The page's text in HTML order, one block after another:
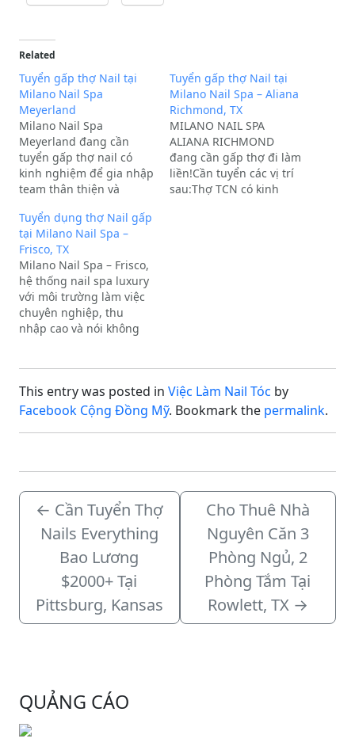
Related
Tuyển gấp thợ Nail tại
Milano Nail Spa
Meyerland
Milano Nail Spa
Meyerland đang cần
tuyển gấp thợ nail có
kinh nghiệm để gia nhập
team thân thiện và
tuyển:Thợ Bột giỏi
DesignThợ Dip
PowderThợ Gel-X /
Builder Gel kinh
nghiệmThợ Tay Chân
Nước (TCN)Yêu cầu: Tay
nghề vững, có trách
nhiệm, thân thiện với…
Tuyển gấp thợ Nail tại
Milano Nail Spa – Aliana
Richmond, TX
MILANO NAIL SPA
ALIANA RICHMOND
đang cần gấp thợ đi làm
liền!Cần tuyển các vị trí
sau:Thợ TCN có kinh
Tuyển dụng thợ Nail gấp
tại Milano Nail Spa –
Frisco, TX
Milano Nail Spa – Frisco,
hệ thống nail spa luxury
với môi trường làm việc
chuyên nghiệp, thu
nhập cao và nói không
dụng:Thợ Bột / Dip / Gel-
X / Builder GelThợ Chân
This entry was posted in Việc Làm Nail Tóc by
Facebook Cộng Đồng Mỹ. Bookmark the permalink.
← Cần Tuyển Thợ
Nails Everything
Bao Lương
$2000+ Tại
Pittsburg, Kansas
Cho Thuê Nhà
Nguyên Căn 3
Phòng Ngủ, 2
Phòng Tắm Tại
Rowlett, TX →
QUẢNG CÁO